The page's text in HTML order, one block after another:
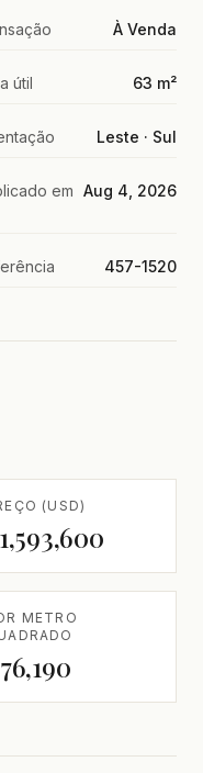
À Venda
útil 63 m²
Leste · Sul
em Aug 4, 2026
457-1520
(USD)
METRO